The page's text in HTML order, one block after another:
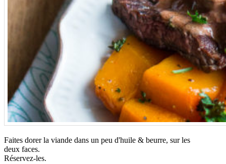
Faites dorer la viande dans un peu d'huile & beurre, sur les
deux faces.
Réservez-les.